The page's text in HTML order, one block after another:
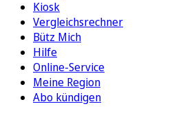
Kiosk
Vergleichsrechner
Bütz Mich
Hilfe
Online-Service
Meine Region
Abo kündigen